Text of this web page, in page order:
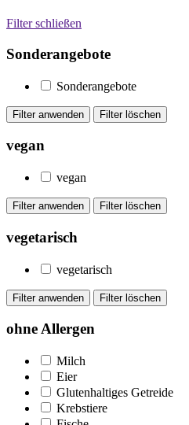
Filter schließen
Sonderangebote
Sonderangebote
vegan
vegan
vegetarisch
vegetarisch
ohne Allergen
Milch
Eier
Glutenhaltiges Getreide
Krebstiere